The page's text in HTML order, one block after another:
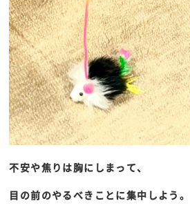
不安や焦りは胸にしまって、
目の前のやるべきことに集中しよう。